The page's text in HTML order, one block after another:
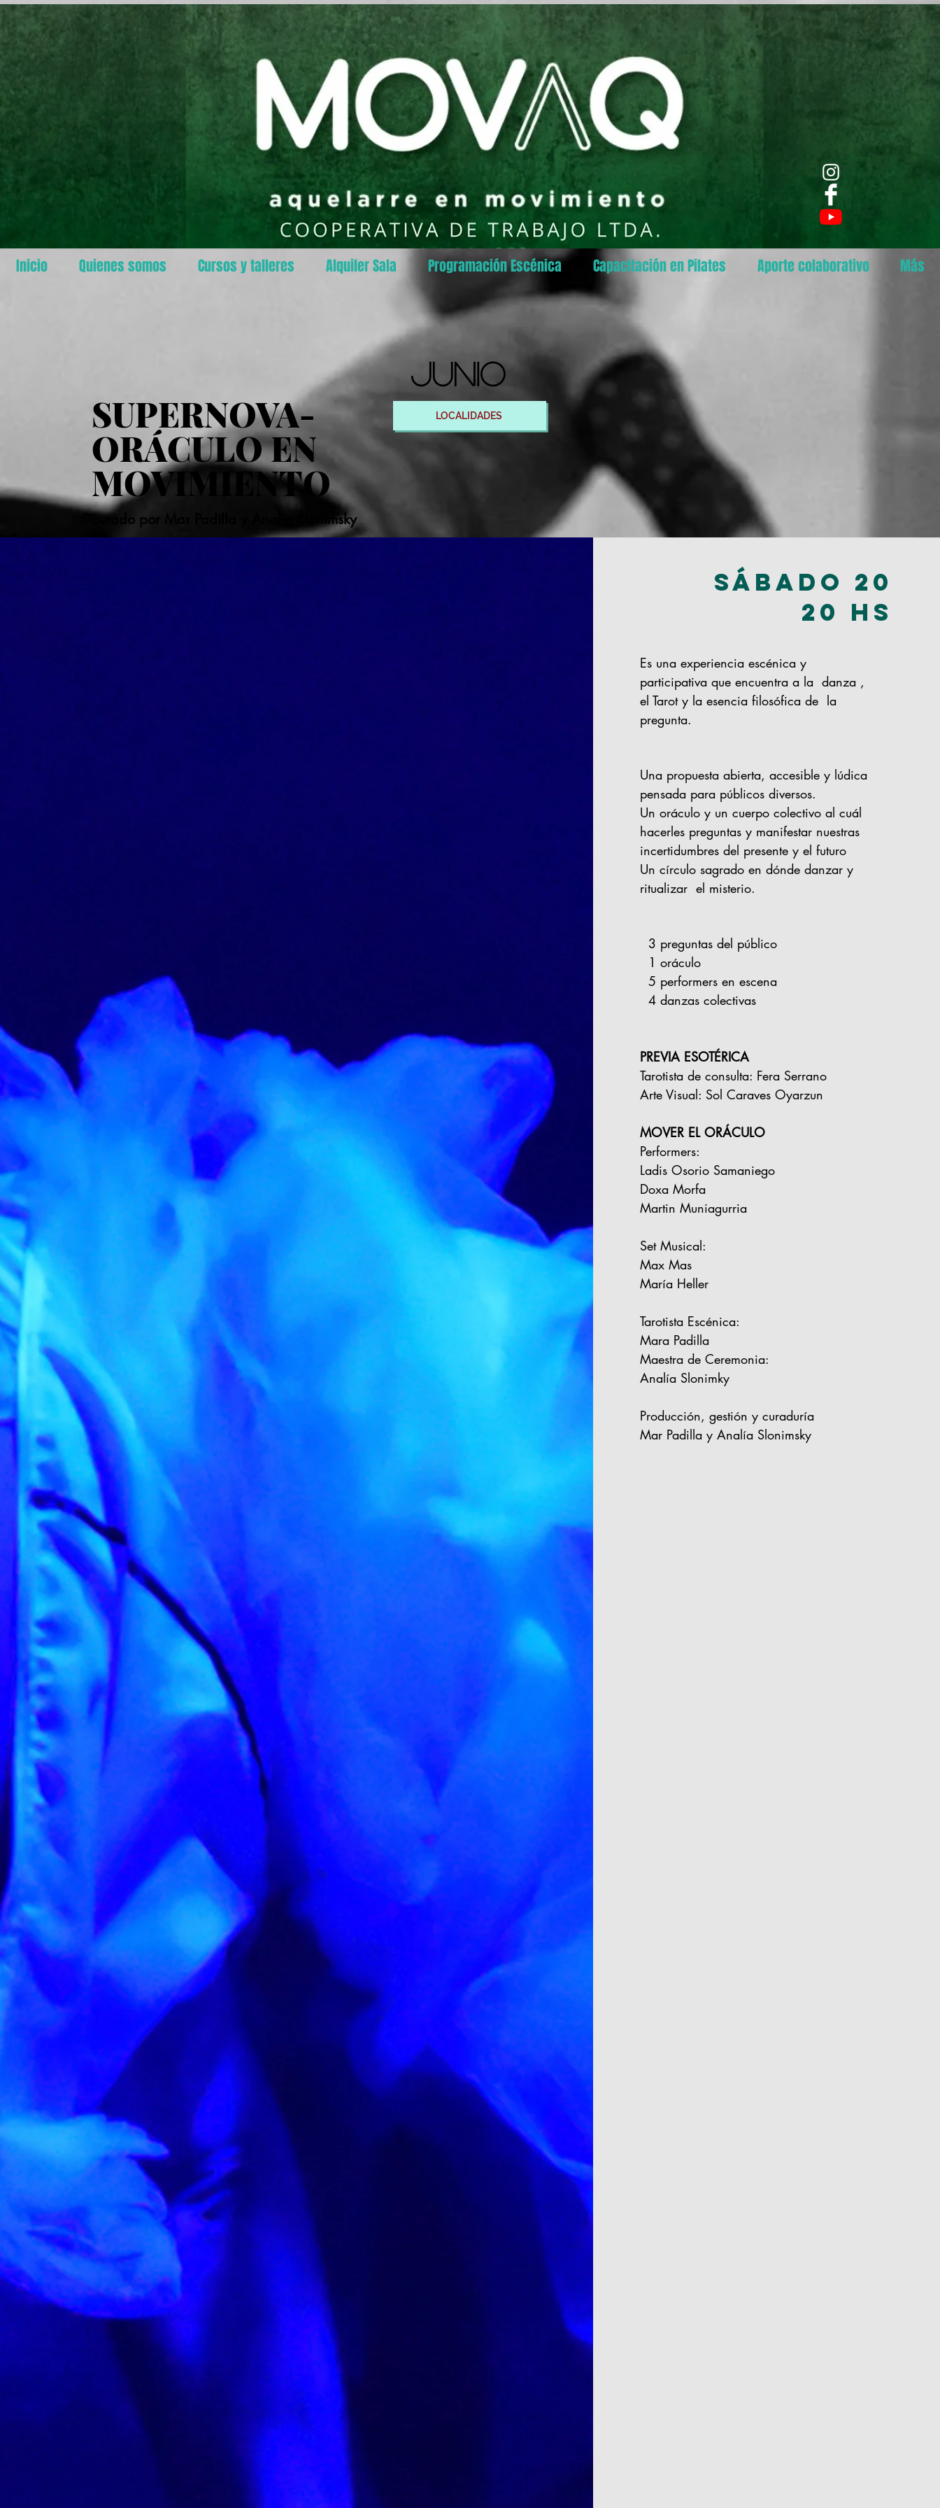
Inicio Quienes somos Cursos y talleres Alquiler Sala Programación Escénica Capacitación en Pilates Aporte colaborativo Más
SÁBADO 20
20 HS
Es una experiencia escénica y
participativa que encuentra a la danza ,
el Tarot y la esencia filosófica de la
pregunta.
Una propuesta abierta, accesible y lúdica
pensada para públicos diversos.
Un oráculo y un cuerpo colectivo al cuál
hacerles preguntas y manifestar nuestras
incertidumbres del presente y el futuro
Un círculo sagrado en dónde danzar y
ritualizar el misterio.
3 preguntas del público
1 oráculo
5 performers en escena
4 danzas colectivas
PREVIA ESOTÉRICA
Tarotista de consulta: Fera Serrano
Arte Visual: Sol Caraves Oyarzun
MOVER EL ORÁCULO
Performers:
Ladis Osorio Samaniego
Doxa Morfa
Martin Muniagurria
Set Musical:
Max Mas
María Heller
Tarotista Escénica:
Mara Padilla
Maestra de Ceremonia:
Analía Slonimky
Producción, gestión y curaduría
Mar Padilla y Analía Slonimsky
JUNIo
SUPERNOVA-
ORÁCULO EN
MOVIMIENTO
LOCALIDADES
curado por Mar Padilla y Analía Slonimsky